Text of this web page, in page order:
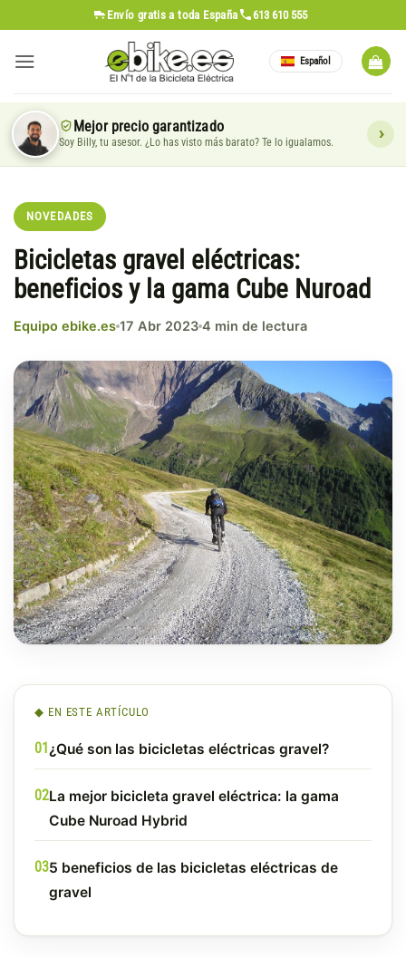
al
contenido
Envío gratis a toda España 613 610 555
Español
Mejor precio garantizado
Soy Billy, tu asesor. ¿Lo has visto más barato? Te lo igualamos.
NOVEDADES
Bicicletas gravel eléctricas:
beneficios y la gama Cube Nuroad
Equipo ebike.es 17 Abr 2023 4 min de lectura
◆ EN ESTE ARTÍCULO
¿Qué son las bicicletas eléctricas gravel?
La mejor bicicleta gravel eléctrica: la gama
Cube Nuroad Hybrid
5 beneficios de las bicicletas eléctricas de
gravel